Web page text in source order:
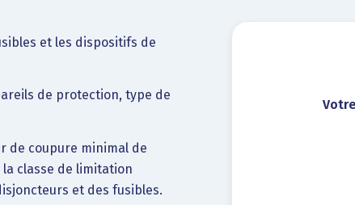
et les dispositifs de
de protection, type de
de coupure minimal de
classe de limitation
et des fusibles.